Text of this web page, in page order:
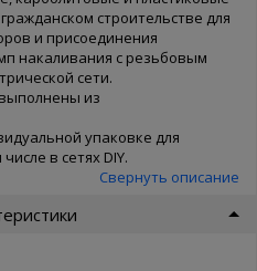
строительстве для
и присоединения
накаливания с резьбовым
сети.
из
упаковке для
в сетях DIY.
Свернуть описание